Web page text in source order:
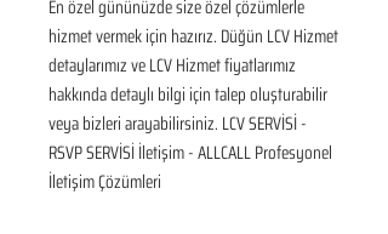
En özel gününüzde size özel çözümlerle
hizmet vermek için hazırız. Düğün LCV Hizmet
detaylarımız ve LCV Hizmet fiyatlarımız
hakkında detaylı bilgi için talep oluşturabilir
veya bizleri arayabilirsiniz. LCV SERVİSİ -
RSVP SERVİSİ İletişim - ALLCALL Profesyonel
İletişim Çözümleri